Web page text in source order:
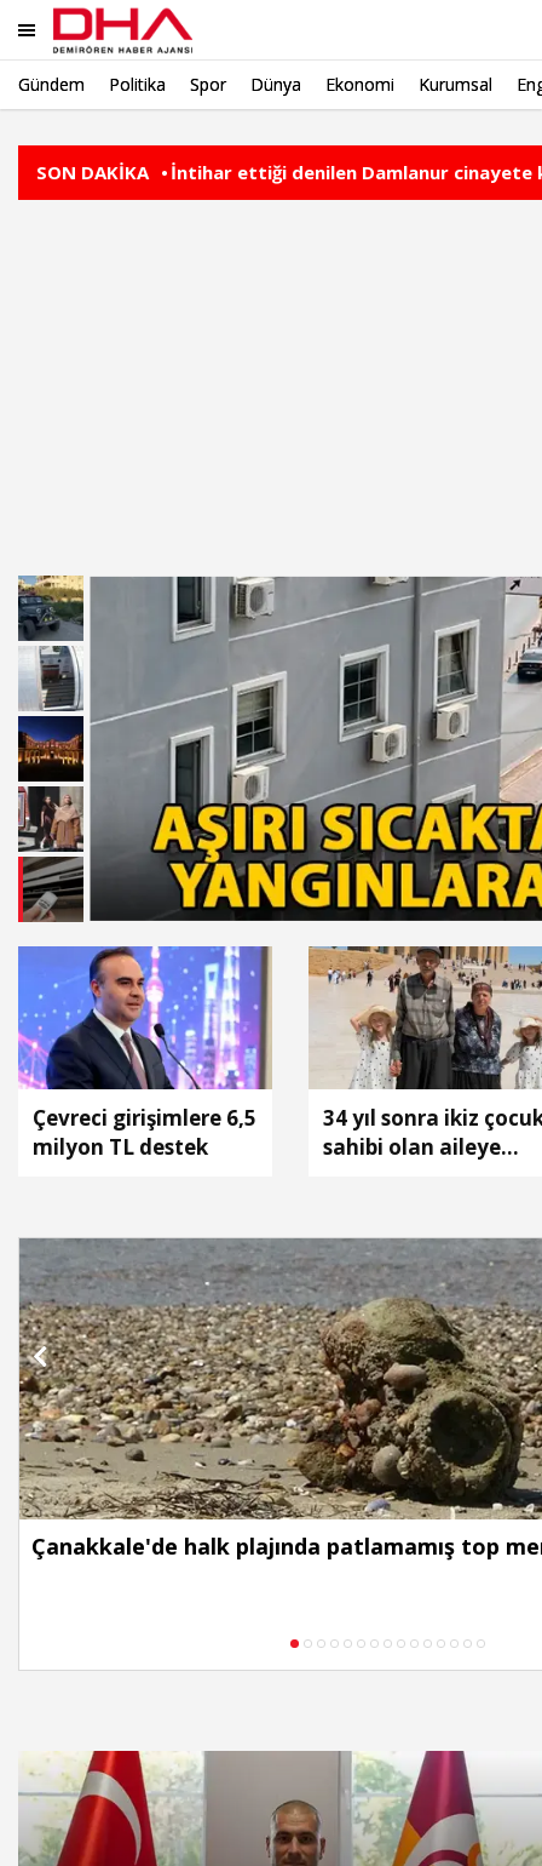
Gündem Politika Spor Dünya Ekonomi Kurumsal
SON DAKİKA Çanakkale'de halk plajında patlamamış
Çevreci girişimlere 6,5
milyon TL destek
34 yıl sonra ikiz
sahibi olan aileye
Çanakkale'de halk plajında patlamamış top